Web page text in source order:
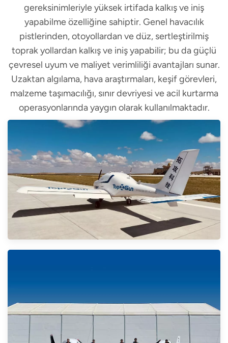
gereksinimleriyle yüksek irtifada kalkış ve iniş
yapabilme özelliğine sahiptir. Genel havacılık
pistlerinden, otoyollardan ve düz, sertleştirilmiş
toprak yollardan kalkış ve iniş yapabilir; bu da güçlü
çevresel uyum ve maliyet verimliliği avantajları sunar.
Uzaktan algılama, hava araştırmaları, keşif görevleri,
malzeme taşımacılığı, sınır devriyesi ve acil kurtarma
operasyonlarında yaygın olarak kullanılmaktadır.